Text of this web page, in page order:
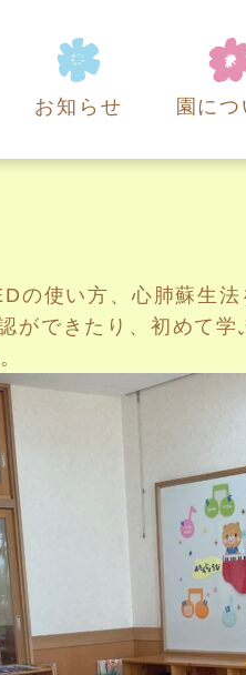
お知らせ 園につ
の使い方、心肺蘇生法
できたり、初めて学